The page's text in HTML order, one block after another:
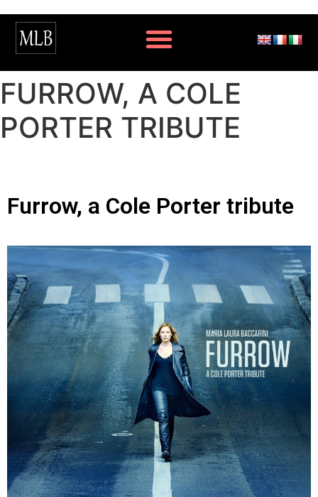
FURROW, A COLE
PORTER TRIBUTE
Furrow, a Cole Porter tribute